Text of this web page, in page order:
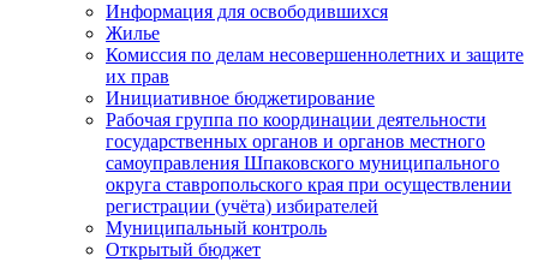
Информация для освободившихся
Жилье
Комиссия по делам несовершеннолетних и защите
их прав
Инициативное бюджетирование
Рабочая группа по координации деятельности
государственных органов и органов местного
самоуправления Шпаковского муниципального
округа ставропольского края при осуществлении
регистрации (учёта) избирателей
Муниципальный контроль
Открытый бюджет